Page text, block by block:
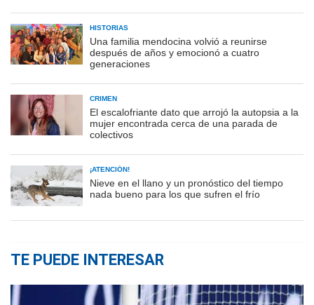
HISTORIAS
Una familia mendocina volvió a reunirse
después de años y emocionó a cuatro
generaciones
CRIMEN
El escalofriante dato que arrojó la autopsia a la
mujer encontrada cerca de una parada de
colectivos
¡ATENCIÓN!
Nieve en el llano y un pronóstico del tiempo
nada bueno para los que sufren el frío
TE PUEDE INTERESAR